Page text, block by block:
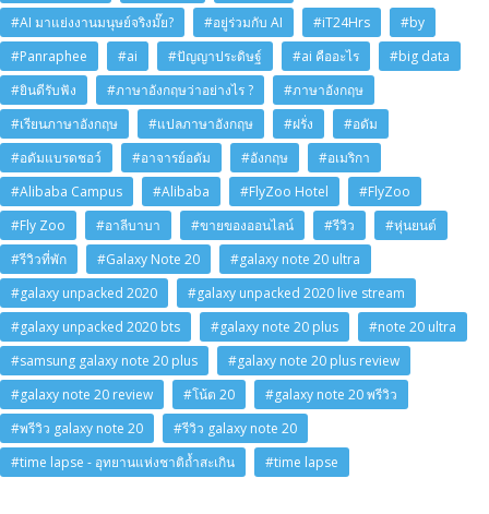
#AI มาแย่งงานมนุษย์จริงมั๊ย?
#อยู่ร่วมกับ AI #iT24Hrs
#by
#Panraphee
#ai #ปัญญาประดิษฐ์ #ai คืออะไร
#big data
#ยินดีรับฟัง
#ภาษาอังกฤษว่าอย่างไร ?
#ภาษาอังกฤษ
#เรียนภาษาอังกฤษ
#แปลภาษาอังกฤษ #ฝรั่ง
#อดัม
#อดัมแบรดชอว์
#อาจารย์อดัม #อังกฤษ
#อเมริกา
#Alibaba Campus
#Alibaba #FlyZoo Hotel
#FlyZoo
#Fly Zoo
#อาลีบาบา #ขายของออนไลน์ #รีวิว
#หุ่นยนต์
#รีวิวที่พัก
#Galaxy Note 20
#galaxy note 20 ultra
#galaxy unpacked 2020
#galaxy unpacked 2020 live stream
#galaxy unpacked 2020 bts
#galaxy note 20 plus
#note 20 ultra
#samsung galaxy note 20 plus
#galaxy note 20 plus review
#galaxy note 20 review
#โน้ต 20
#galaxy note 20 พรีวิว
#พรีวิว galaxy note 20
#รีวิว galaxy note 20
#time lapse - อุทยานแห่งชาติถ้ำสะเกิน
#time lapse